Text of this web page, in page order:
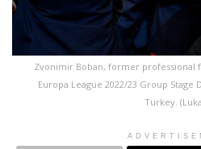
Zvonimir Boban, former professional
Europa League 2022/23 Group Stage
Turkey.